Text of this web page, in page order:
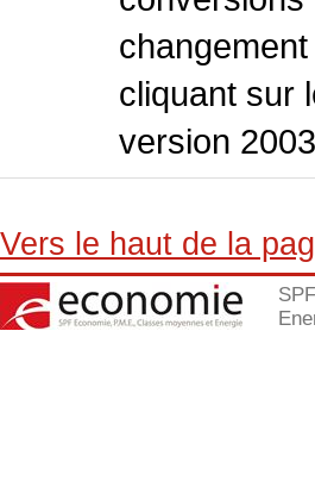
cliquant sur
version
Vers le haut de la